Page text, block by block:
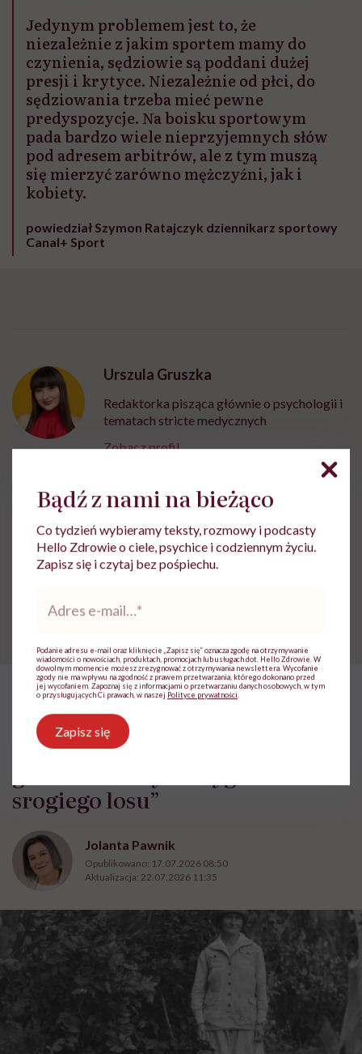
Jedynym problemem jest to, że
niezależnie z jakim sportem mamy do
czynienia, sędziowie są poddani dużej
presji i krytyce. Niezależnie od płci, do
sędziowania trzeba mieć pewne
predyspozycje. Na boisku sportowym
pada bardzo wiele nieprzyjemnych słów
pod adresem arbitrów, ale z tym muszą
się mierzyć zarówno mężczyźni, jak i
kobiety.
powiedział Szymon Ratajczyk dziennikarz sportowy
Canal+ Sport
Urszula Gruszka
Redaktorka pisząca głównie o psychologii i
tematach stricte medycznych
Zobacz profil
Udostępnij
Powiązane tematy:
Kobiety Seksizm
Michalina Isaakowa: „Polak w
srogiego losu”
Jolanta Pawnik
Opublikowano: 17.07.2026 08:50
Aktualizacja: 22.07.2026 11:35
Bądź z nami na bieżąco
Co tydzień wybieramy teksty, rozmowy i podcasty
Hello Zdrowie o ciele, psychice i codziennym życiu.
Zapisz się i czytaj bez pośpiechu.
*
Podanie adresu e-mail oraz kliknięcie „Zapisz się” oznacza zgodę na otrzymywanie
wiadomości o nowościach, produktach, promocjach lub usługach dot. Hello Zdrowie. W
dowolnym momencie możesz zrezygnować z otrzymywania newslettera. Wycofanie
zgody nie ma wpływu na zgodność z prawem przetwarzania, którego dokonano przed
jej wycofaniem. Zapoznaj się z informacjami o przetwarzaniu danych osobowych, w tym
o przysługujących Ci prawach, w naszej Polityce prywatności
Zapisz się